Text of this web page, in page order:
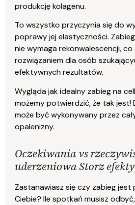
produkcję kolagenu.
To wszystko przyczynia się do
poprawy jej elastyczności.
nie wymaga rekonwalescencji,
rozwiązaniem dla osób
efektywnych rezultatów.
Wygląda jak idealny zabieg na
możemy potwierdzić, że tak jest!
może być wykonywany przez
opalenizny.
Oczekiwania vs
uderzeniowa Storz efekty
Zastanawiasz się czy zabieg
Ciebie? Ile spotkań musisz